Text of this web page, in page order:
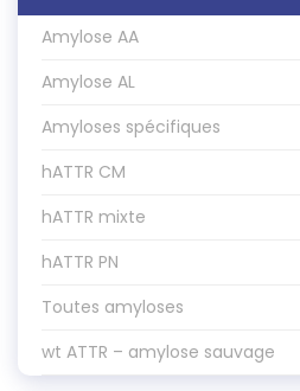
Amylose AA
Amylose AL
Amyloses spécifiques
hATTR CM
hATTR mixte
hATTR PN
Toutes amyloses
wt ATTR – amylose sauvage